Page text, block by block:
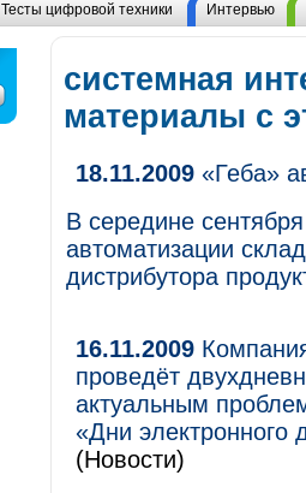
Тесты цифровой техники Интервью
системная
материалы с
18.11.2009 «Геба»
В середине
автоматизации
дистрибутора
16.11.2009
проведёт
актуальным
«Дни электронного
(Новости)